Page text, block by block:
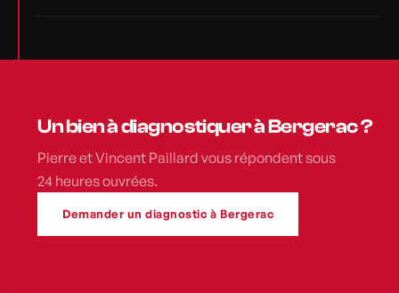
Un bien à diagnostiquer à Bergerac ?
Pierre et Vincent Paillard vous répondent sous
24 heures ouvrées.
Demander un diagnostic à Bergerac